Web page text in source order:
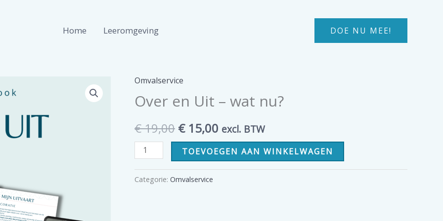
Home Leeromgeving DOE NU MEE!
Omvalservice
Over en Uit – wat nu?
€19,00 Oorspronkelijke
prijs
was:
€15,00 Huidige
prijs
is:
excl. BTW
Over
en
Uit
TOEVOEGEN AAN WINKELWAGEN
Categorie: Omvalservice